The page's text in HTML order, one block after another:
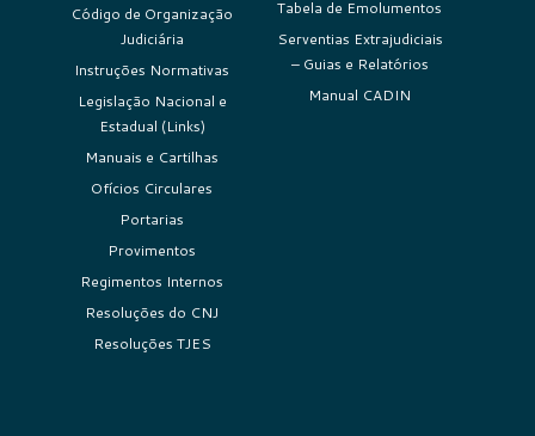
Código de Organização
Judiciária
Instruções Normativas
Legislação Nacional e
Estadual (Links)
Manuais e Cartilhas
Ofícios Circulares
Portarias
Provimentos
Regimentos Internos
Resoluções do CNJ
Resoluções TJES
Tabela de Emolumentos
Serventias Extrajudiciais
– Guias e Relatórios
Manual CADIN